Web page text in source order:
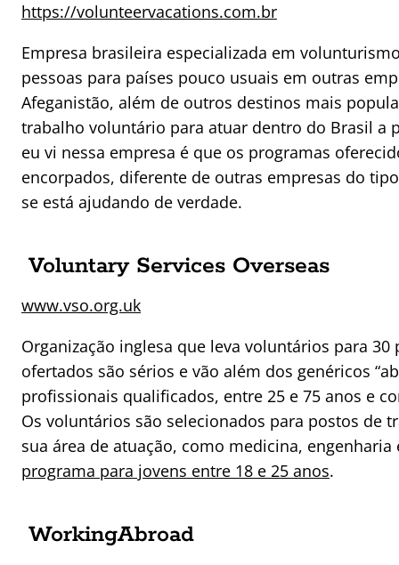
https://volunteervacations.com.br
Empresa brasileira especializada em
pessoas para países pouco usuais em outras
Afeganistão, além de outros destinos mais
trabalho voluntário para atuar dentro do Brasil a
eu vi nessa empresa é que os programas
encorpados, diferente de outras empresas do
se está ajudando de verdade.
Voluntary Services Overseas
www.vso.org.uk
Organização inglesa que leva voluntários para
ofertados são sérios e vão além dos genéricos
profissionais qualificados, entre 25 e 75 anos e
Os voluntários são selecionados para postos de
sua área de atuação, como medicina,
programa para jovens entre 18 e 25 anos.
WorkingAbroad